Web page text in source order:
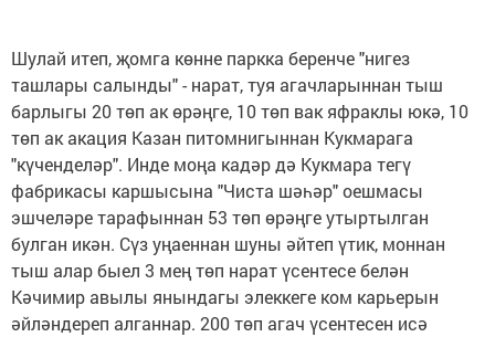
Шулай итеп, җомга көнне паркка беренче "нигез
ташлары салынды" - нарат, туя агачларыннан тыш
барлыгы 20 төп ак өрәңге, 10 төп вак яфраклы юкә, 10
төп ак акация Казан питомнигыннан Кукмарага
"күченделәр". Инде моңа кадәр дә Кукмара тегү
фабрикасы каршысына "Чиста шәһәр" оешмасы
эшчеләре тарафыннан 53 төп өрәңге утыртылган
булган икән. Сүз уңаеннан шуны әйтеп үтик, моннан
тыш алар быел 3 мең төп нарат үсентесе белән
Кәчимир авылы янындагы элеккеге ком карьерын
әйләндереп алганнар. 200 төп агач үсентесен исә